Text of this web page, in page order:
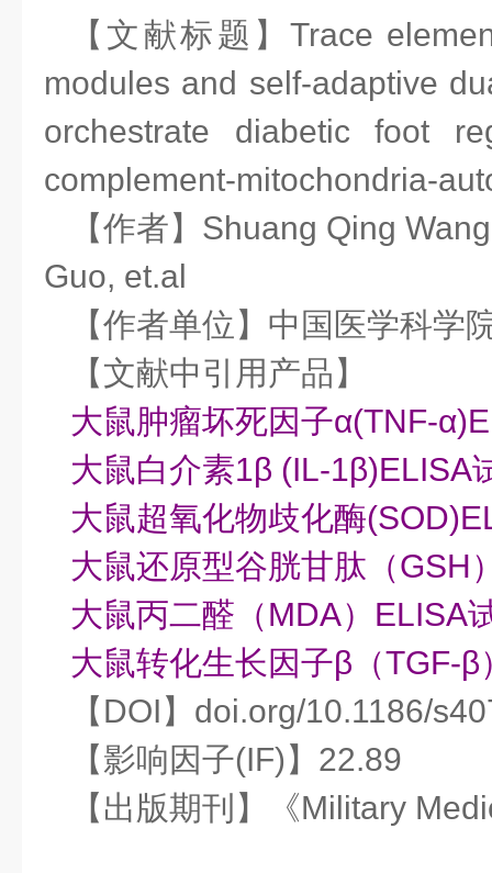
【文献标题】Trace
modules and self-adaptive
orchestrate diabetic foot
complement-mitochondria-
【作者】Shuang Qing
Guo, et.al
【作者单位】中国医学科学
【文献中引用产品】
大鼠肿瘤坏死因子α(TNF-
大鼠白介素1β (IL-1β)ELISA
大鼠超氧化物歧化酶
大鼠还原型谷胱甘肽（GSH
大鼠丙二醛（MDA）ELISA
大鼠转化生长因子β（TGF-
【DOI】doi.org/10.1186/
【影响因子(IF)】22.89
【出版期刊】《Military